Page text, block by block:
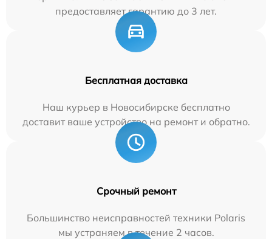
предоставляет гарантию до 3 лет.
Бесплатная доставка
Наш курьер в Новосибирске бесплатно
доставит ваше устройство на ремонт и обратно.
Срочный ремонт
Большинство неисправностей техники Polaris
мы устраняем в течение 2 часов.